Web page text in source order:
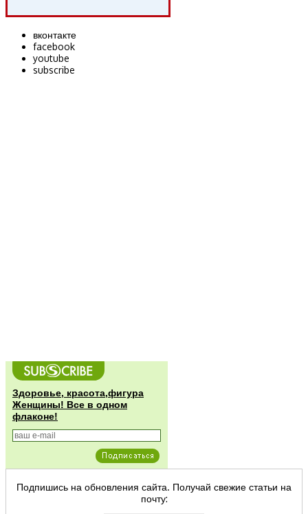
вконтакте
facebook
youtube
subscribe
Здоровье, красота,фигура
Женщины! Все в одном
флаконе!
Подпишись на обновления сайта. Получай свежие статьи на
почту: